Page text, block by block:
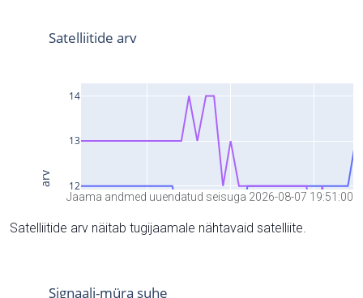
Jaama andmed uuendatud seisuga 2026-08-07 19:51:00
Satelliitide arv näitab tugijaamale nähtavaid satelliite.